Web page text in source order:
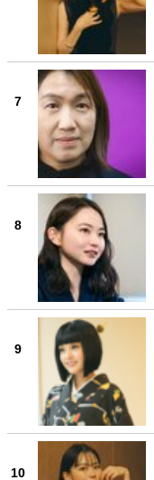
7
8
9
10